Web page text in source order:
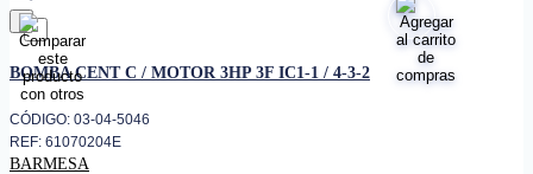
favorito
BOMBA CENT C / MOTOR 3HP 3F IC1-1 / 4-3-2
CÓDIGO: 03-04-5046
REF: 61070204E
BARMESA